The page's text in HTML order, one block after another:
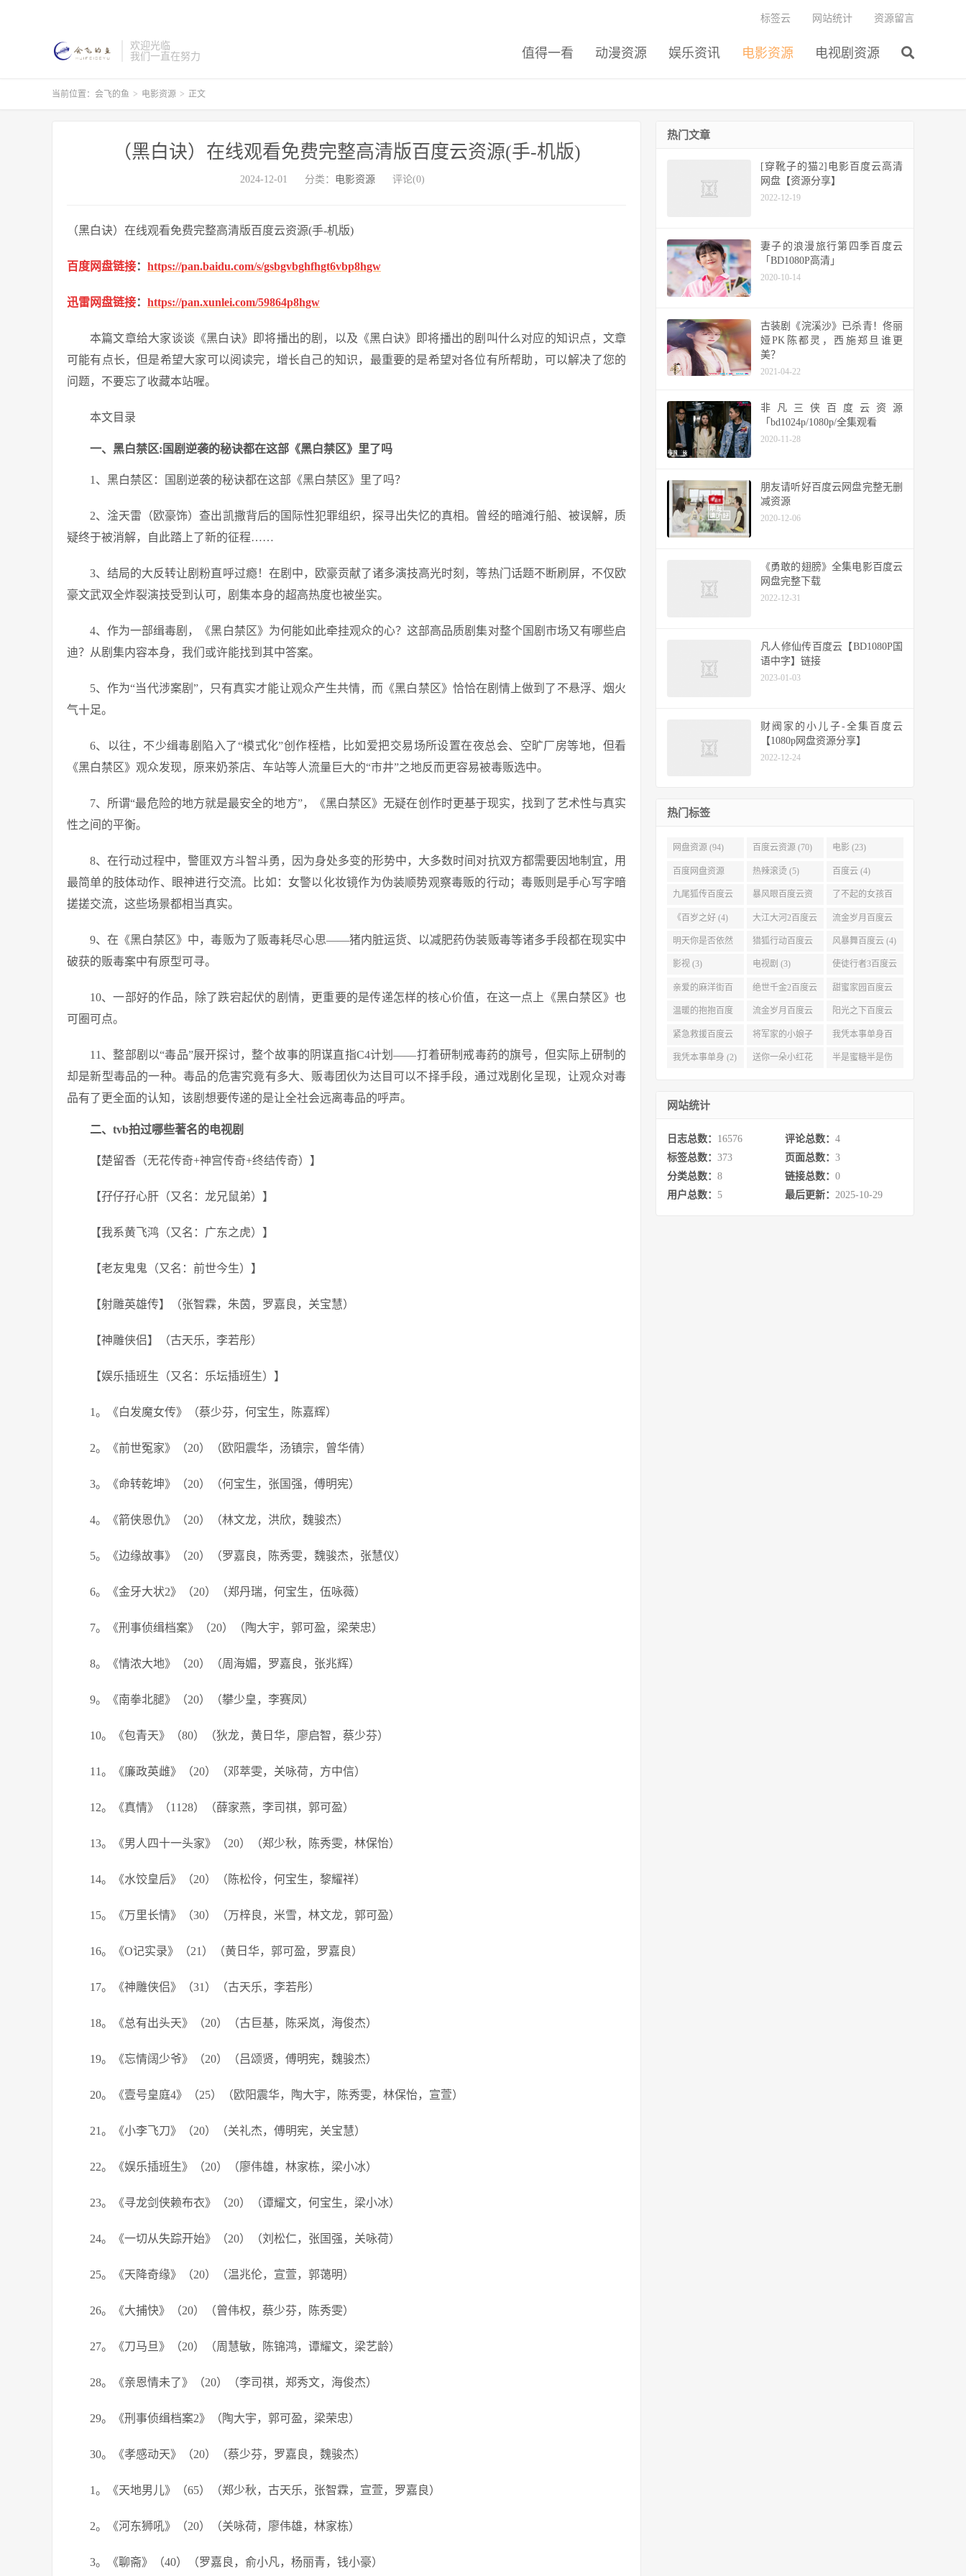
欢迎光临
我们一直在努力
值得一看 动漫资源 娱乐资讯 电影资源 电视剧资源
标签云 网站统计 资源留言
当前位置： 会飞的鱼 > 电影资源 > 正文
（黑白诀）在线观看免费完整高清版百度云资源(手-机版)
2024-12-01 分类： 电影资源 评论(0)
（黑白诀）在线观看免费完整高清版百度云资源(手-机版)
百度网盘链接： https://pan.baidu.com/s/gsbgvbghfhgt6vbp8hgw
迅雷网盘链接： https://pan.xunlei.com/59864p8hgw
本篇文章给大家谈谈《黑白诀》即将播出的剧，以及《黑白诀》即将播出的剧叫什么对应的知识点，文章
可能有点长，但是希望大家可以阅读完，增长自己的知识，最重要的是希望对各位有所帮助，可以解决了您的
问题，不要忘了收藏本站喔。
本文目录
一、黑白禁区:国剧逆袭的秘诀都在这部《黑白禁区》里了吗
1、黑白禁区：国剧逆袭的秘诀都在这部《黑白禁区》里了吗？
2、淦天雷（欧豪饰）查出凯撒背后的国际性犯罪组织，探寻出失忆的真相。曾经的暗滩行船、被误解，质
疑终于被消解，自此踏上了新的征程……
3、结局的大反转让剧粉直呼过瘾！在剧中，欧豪贡献了诸多演技高光时刻，等热门话题不断刷屏，不仅欧
豪文武双全炸裂演技受到认可，剧集本身的超高热度也被坐实。
4、作为一部缉毒剧，《黑白禁区》为何能如此牵挂观众的心？这部高品质剧集对整个国剧市场又有哪些启
迪？从剧集内容本身，我们或许能找到其中答案。
5、作为“当代涉案剧”，只有真实才能让观众产生共情，而《黑白禁区》恰恰在剧情上做到了不悬浮、烟火
气十足。
6、以往，不少缉毒剧陷入了“模式化”创作桎梏，比如爱把交易场所设置在夜总会、空旷厂房等地，但看
《黑白禁区》观众发现，原来奶茶店、车站等人流量巨大的“市井”之地反而更容易被毒贩选中。
7、所谓“最危险的地方就是最安全的地方”，《黑白禁区》无疑在创作时更基于现实，找到了艺术性与真实
性之间的平衡。
8、在行动过程中，警匪双方斗智斗勇，因为身处多变的形势中，大多数时间对抗双方都需要因地制宜，用
最简单的肢体动作、眼神进行交流。比如：女警以化妆镜作为伪装顺势观察毒贩的行动；毒贩则是手心写字暗
搓搓交流，这些场景都相当真实。
9、在《黑白禁区》中，毒贩为了贩毒耗尽心思——猪内脏运货、以减肥药伪装贩毒等诸多手段都在现实中
破获的贩毒案中有原型可寻。
10、一部好的作品，除了跌宕起伏的剧情，更重要的是传递怎样的核心价值，在这一点上《黑白禁区》也
可圈可点。
11、整部剧以“毒品”展开探讨，整个故事的阴谋直指C4计划——打着研制戒毒药的旗号，但实际上研制的
却是新型毒品的一种。毒品的危害究竟有多大、贩毒团伙为达目可以不择手段，通过戏剧化呈现，让观众对毒
品有了更全面的认知，该剧想要传递的是让全社会远离毒品的呼声。
二、tvb拍过哪些著名的电视剧
【楚留香（无花传奇+神宫传奇+终结传奇）】
【孖仔孖心肝（又名：龙兄鼠弟）】
【我系黄飞鸿（又名：广东之虎）】
【老友鬼鬼（又名：前世今生）】
【射雕英雄传】（张智霖，朱茵，罗嘉良，关宝慧）
【神雕侠侣】（古天乐，李若彤）
【娱乐插班生（又名：乐坛插班生）】
1。《白发魔女传》（蔡少芬，何宝生，陈嘉辉）
2。《前世冤家》（20）（欧阳震华，汤镇宗，曾华倩）
3。《命转乾坤》（20）（何宝生，张国强，傅明宪）
4。《箭侠恩仇》（20）（林文龙，洪欣，魏骏杰）
5。《边缘故事》（20）（罗嘉良，陈秀雯，魏骏杰，张慧仪）
6。《金牙大状2》（20）（郑丹瑞，何宝生，伍咏薇）
7。《刑事侦缉档案》（20）（陶大宇，郭可盈，梁荣忠）
8。《情浓大地》（20）（周海媚，罗嘉良，张兆辉）
9。《南拳北腿》（20）（攀少皇，李赛凤）
10。《包青天》（80）（狄龙，黄日华，廖启智，蔡少芬）
11。《廉政英雌》（20）（邓萃雯，关咏荷，方中信）
12。《真情》（1128）（薛家燕，李司祺，郭可盈）
13。《男人四十一头家》（20）（郑少秋，陈秀雯，林保怡）
14。《水饺皇后》（20）（陈松伶，何宝生，黎耀祥）
15。《万里长情》（30）（万梓良，米雪，林文龙，郭可盈）
16。《O记实录》（21）（黄日华，郭可盈，罗嘉良）
17。《神雕侠侣》（31）（古天乐，李若彤）
18。《总有出头天》（20）（古巨基，陈采岚，海俊杰）
19。《忘情阔少爷》（20）（吕颂贤，傅明宪，魏骏杰）
20。《壹号皇庭4》（25）（欧阳震华，陶大宇，陈秀雯，林保怡，宣萱）
21。《小李飞刀》（20）（关礼杰，傅明宪，关宝慧）
22。《娱乐插班生》（20）（廖伟雄，林家栋，梁小冰）
23。《寻龙剑侠赖布衣》（20）（谭耀文，何宝生，梁小冰）
24。《一切从失踪开始》（20）（刘松仁，张国强，关咏荷）
25。《天降奇缘》（20）（温兆伦，宣萱，郭蔼明）
26。《大捕快》（20）（曾伟权，蔡少芬，陈秀雯）
27。《刀马旦》（20）（周慧敏，陈锦鸿，谭耀文，梁艺龄）
28。《亲恩情未了》（20）（李司祺，郑秀文，海俊杰）
29。《刑事侦缉档案2》（陶大宇，郭可盈，梁荣忠）
30。《孝感动天》（20）（蔡少芬，罗嘉良，魏骏杰）
1。《天地男儿》（65）（郑少秋，古天乐，张智霖，宣萱，罗嘉良）
2。《河东狮吼》（20）（关咏荷，廖伟雄，林家栋）
3。《聊斋》（40）（罗嘉良，俞小凡，杨丽青，钱小豪）
热门文章
[穿靴子的猫2]电影百度云高清
网盘【资源分享】
2022-12-19
妻子的浪漫旅行第四季百度云
「BD1080P高清」
2020-10-14
古装剧《浣溪沙》已杀青！佟丽
娅PK陈都灵，西施郑旦谁更
美？
2021-04-22
非凡三侠百度云资源
「bd1024p/1080p/全集观看
2020-11-28
朋友请听好百度云网盘完整无删
减资源
2020-12-06
《勇敢的翅膀》全集电影百度云
网盘完整下载
2022-12-31
凡人修仙传百度云【BD1080P国
语中字】链接
2023-01-03
财阀家的小儿子-全集百度云
【1080p网盘资源分享】
2022-12-24
热门标签
网盘资源 (94) 百度云资源 (70) 电影 (23)
百度网盘资源
(11)
热辣滚烫 (5) 百度云 (4)
九尾狐传百度云
(4)
暴风眼百度云资
源 (4)
了不起的女孩百
度云 (4)
《百岁之好 (4) 大江大河2百度云
(4)
流金岁月百度云
(4)
明天你是否依然
爱我百度云 (4)
猎狐行动百度云
(4)
风暴舞百度云 (4)
影视 (3) 电视剧 (3) 使徒行者3百度云
资源 (3)
亲爱的麻洋街百
度云资源 (3)
绝世千金2百度云
(3)
甜蜜家园百度云
(3)
温暖的抱抱百度
云 (3)
流金岁月百度云
完整网盘 (3)
阳光之下百度云
(3)
紧急救援百度云
资源 (2)
将军家的小娘子
百度云 (2)
我凭本事单身百
度云资源 (2)
我凭本事单身 (2) 送你一朵小红花 半是蜜糖半是伤
网站统计
日志总数： 16576 评论总数： 4
标签总数： 373 页面总数： 3
分类总数： 8 链接总数： 0
用户总数： 5 最后更新： 2025-10-29